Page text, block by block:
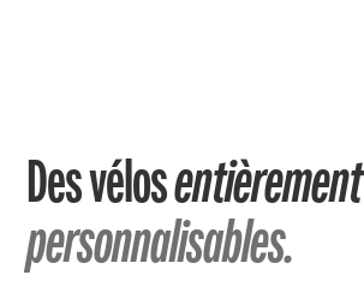
Des vélosentièrement
personnalisables.